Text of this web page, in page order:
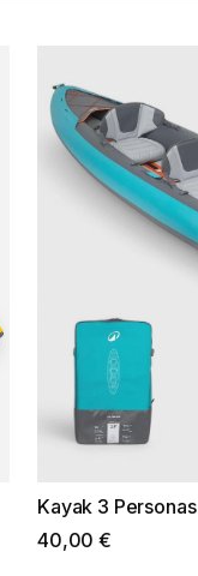
Kayak 3 Personas
40,00 €